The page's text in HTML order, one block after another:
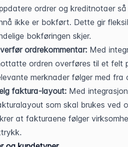
ordrer og kreditnotaer
ikke er bokført. Dette gir
bokføringen skjer.
ordrekommentar: Med
ordren overføres til et felt
merknader følger med fra
faktura-layout: Med
som skal brukes ved
at fakturaene følger